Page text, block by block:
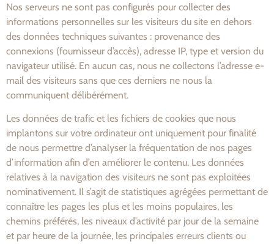
Nos serveurs ne sont pas configurés pour collecter des
informations personnelles sur les visiteurs du site en dehors
des données techniques suivantes : provenance des
connexions (fournisseur d’accès), adresse IP, type et version du
navigateur utilisé. En aucun cas, nous ne collectons l’adresse e-
mail des visiteurs sans que ces derniers ne nous la
communiquent délibérément.
Les données de trafic et les fichiers de cookies que nous
implantons sur votre ordinateur ont uniquement pour finalité
de nous permettre d’analyser la fréquentation de nos pages
d’information afin d’en améliorer le contenu. Les données
relatives à la navigation des visiteurs ne sont pas exploitées
nominativement. Il s’agit de statistiques agrégées permettant de
connaître les pages les plus et les moins populaires, les
chemins préférés, les niveaux d’activité par jour de la semaine
et par heure de la journée, les principales erreurs clients ou